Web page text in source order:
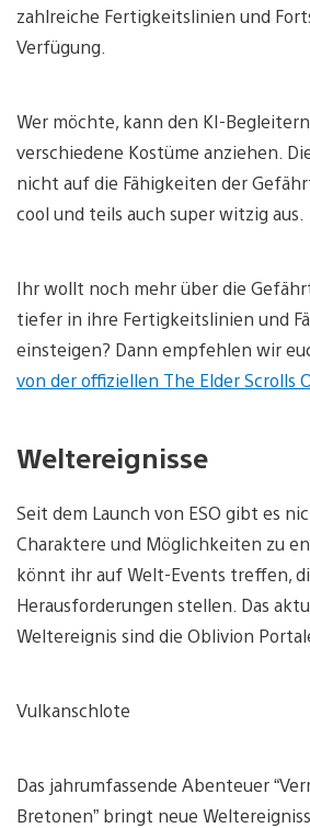
zahlreiche Fertigkeitslinien und
Verfügung.
Wer möchte, kann den KI-
verschiedene Kostüme anziehen.
nicht auf die Fähigkeiten der
cool und teils auch super witzig aus.
Ihr wollt noch mehr über die
tiefer in ihre Fertigkeitslinien und
einsteigen? Dann empfehlen wir
von der offiziellen The Elder Scrolls
Weltereignisse
Seit dem Launch von ESO gibt es
Charaktere und Möglichkeiten zu
könnt ihr auf Welt-Events treffen,
Herausforderungen stellen. Das
Weltereignis sind die Oblivion
Vulkanschlote
Das jahrumfassende Abenteuer
Bretonen” bringt neue